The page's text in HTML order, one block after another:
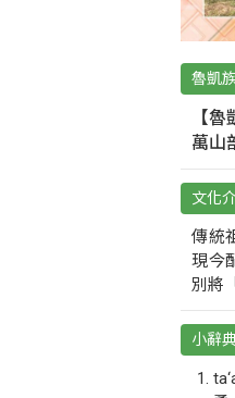
魯凱族
【
萬山
文化
傳統
現今
別將
小辭